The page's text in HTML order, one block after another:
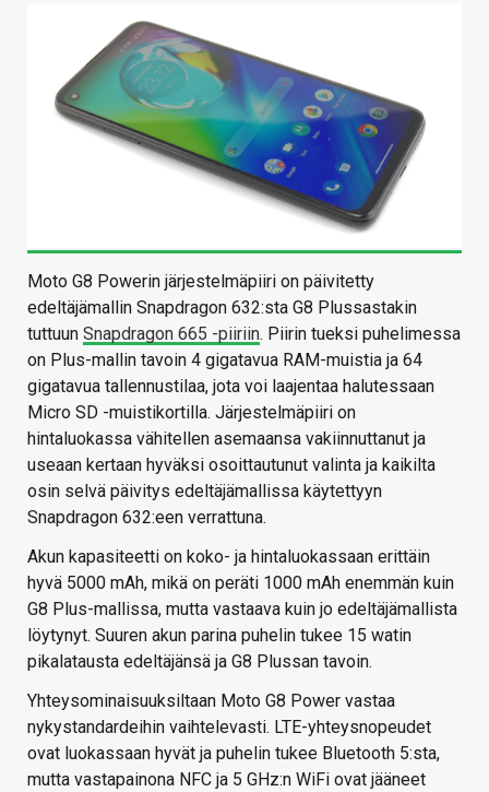
Moto G8 Powerin järjestelmäpiiri on päivitetty
edeltäjämallin Snapdragon 632:sta G8 Plussastakin
tuttuun Snapdragon 665 -piiriin. Piirin tueksi puhelimessa
on Plus-mallin tavoin 4 gigatavua RAM-muistia ja 64
gigatavua tallennustilaa, jota voi laajentaa halutessaan
Micro SD -muistikortilla. Järjestelmäpiiri on
hintaluokassa vähitellen asemaansa vakiinnuttanut ja
useaan kertaan hyväksi osoittautunut valinta ja kaikilta
osin selvä päivitys edeltäjämallissa käytettyyn
Snapdragon 632:een verrattuna.
Akun kapasiteetti on koko- ja hintaluokassaan erittäin
hyvä 5000 mAh, mikä on peräti 1000 mAh enemmän kuin
G8 Plus-mallissa, mutta vastaava kuin jo edeltäjämallista
löytynyt. Suuren akun parina puhelin tukee 15 watin
pikalatausta edeltäjänsä ja G8 Plussan tavoin.
Yhteysominaisuuksiltaan Moto G8 Power vastaa
nykystandardeihin vaihtelevasti. LTE-yhteysnopeudet
ovat luokassaan hyvät ja puhelin tukee Bluetooth 5:sta,
mutta vastapainona NFC ja 5 GHz:n WiFi ovat jääneet